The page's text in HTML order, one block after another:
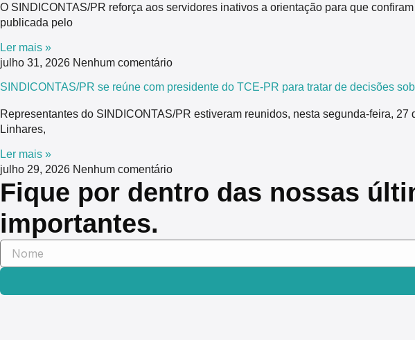
O SINDICONTAS/PR reforça aos servidores inativos a orientação para que
publicada pelo
Ler mais »
julho 31, 2026 Nenhum comentário
SINDICONTAS/PR se reúne com presidente do TCE-PR para tratar de decisões
Representantes do SINDICONTAS/PR estiveram reunidos, nesta segunda-feira,
Linhares,
Ler mais »
julho 29, 2026 Nenhum comentário
Fique por dentro das nossas
importantes.